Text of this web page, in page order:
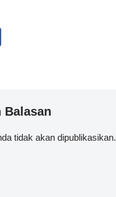
Balasan
tidak akan dipublikasikan.